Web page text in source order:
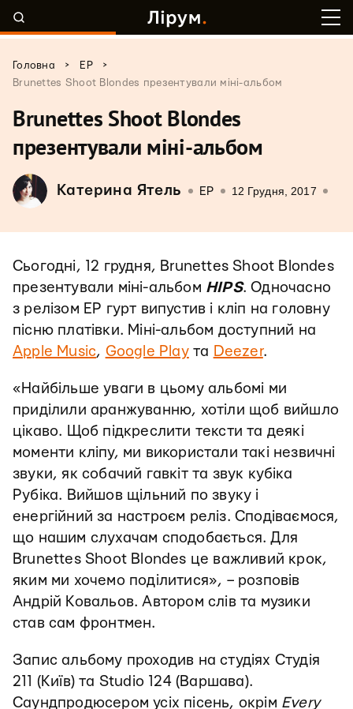
Головна > EP
>
Brunettes Shoot Blondes презентували міні-альбом
Brunettes Shoot Blondes
презентували міні-альбом
Катерина Ятель EP 12 Грудня, 2017
Сьогодні, 12 грудня, Brunettes Shoot Blondes
презентували міні-альбом HIPS. Одночасно
з релізом ЕР гурт випустив і кліп на головну
пісню платівки. Міні-альбом доступний на
Apple Music, Google Playта Deezer.
«Найбільше уваги в цьому альбомі ми
приділили аранжуванню, хотіли щоб вийшло
цікаво. Щоб підкреслити тексти та деякі
моменти кліпу, ми використали такі незвичні
звуки, як собачий гавкіт та звук кубіка
Рубіка. Вийшов щільний по звуку і
енергійний за настроєм реліз. Сподіваємося,
що нашим слухачам сподобається. Для
Brunettes Shoot Blondes це важливий крок,
яким ми хочемо поділитися», – розповів
Андрій Ковальов. Автором слів та музики
став сам фронтмен.
Запис альбому проходив на студіях Студія
211 (Київ) та Studio 124 (Варшава).
Саундпродюсером усіх пісень, окрім Every